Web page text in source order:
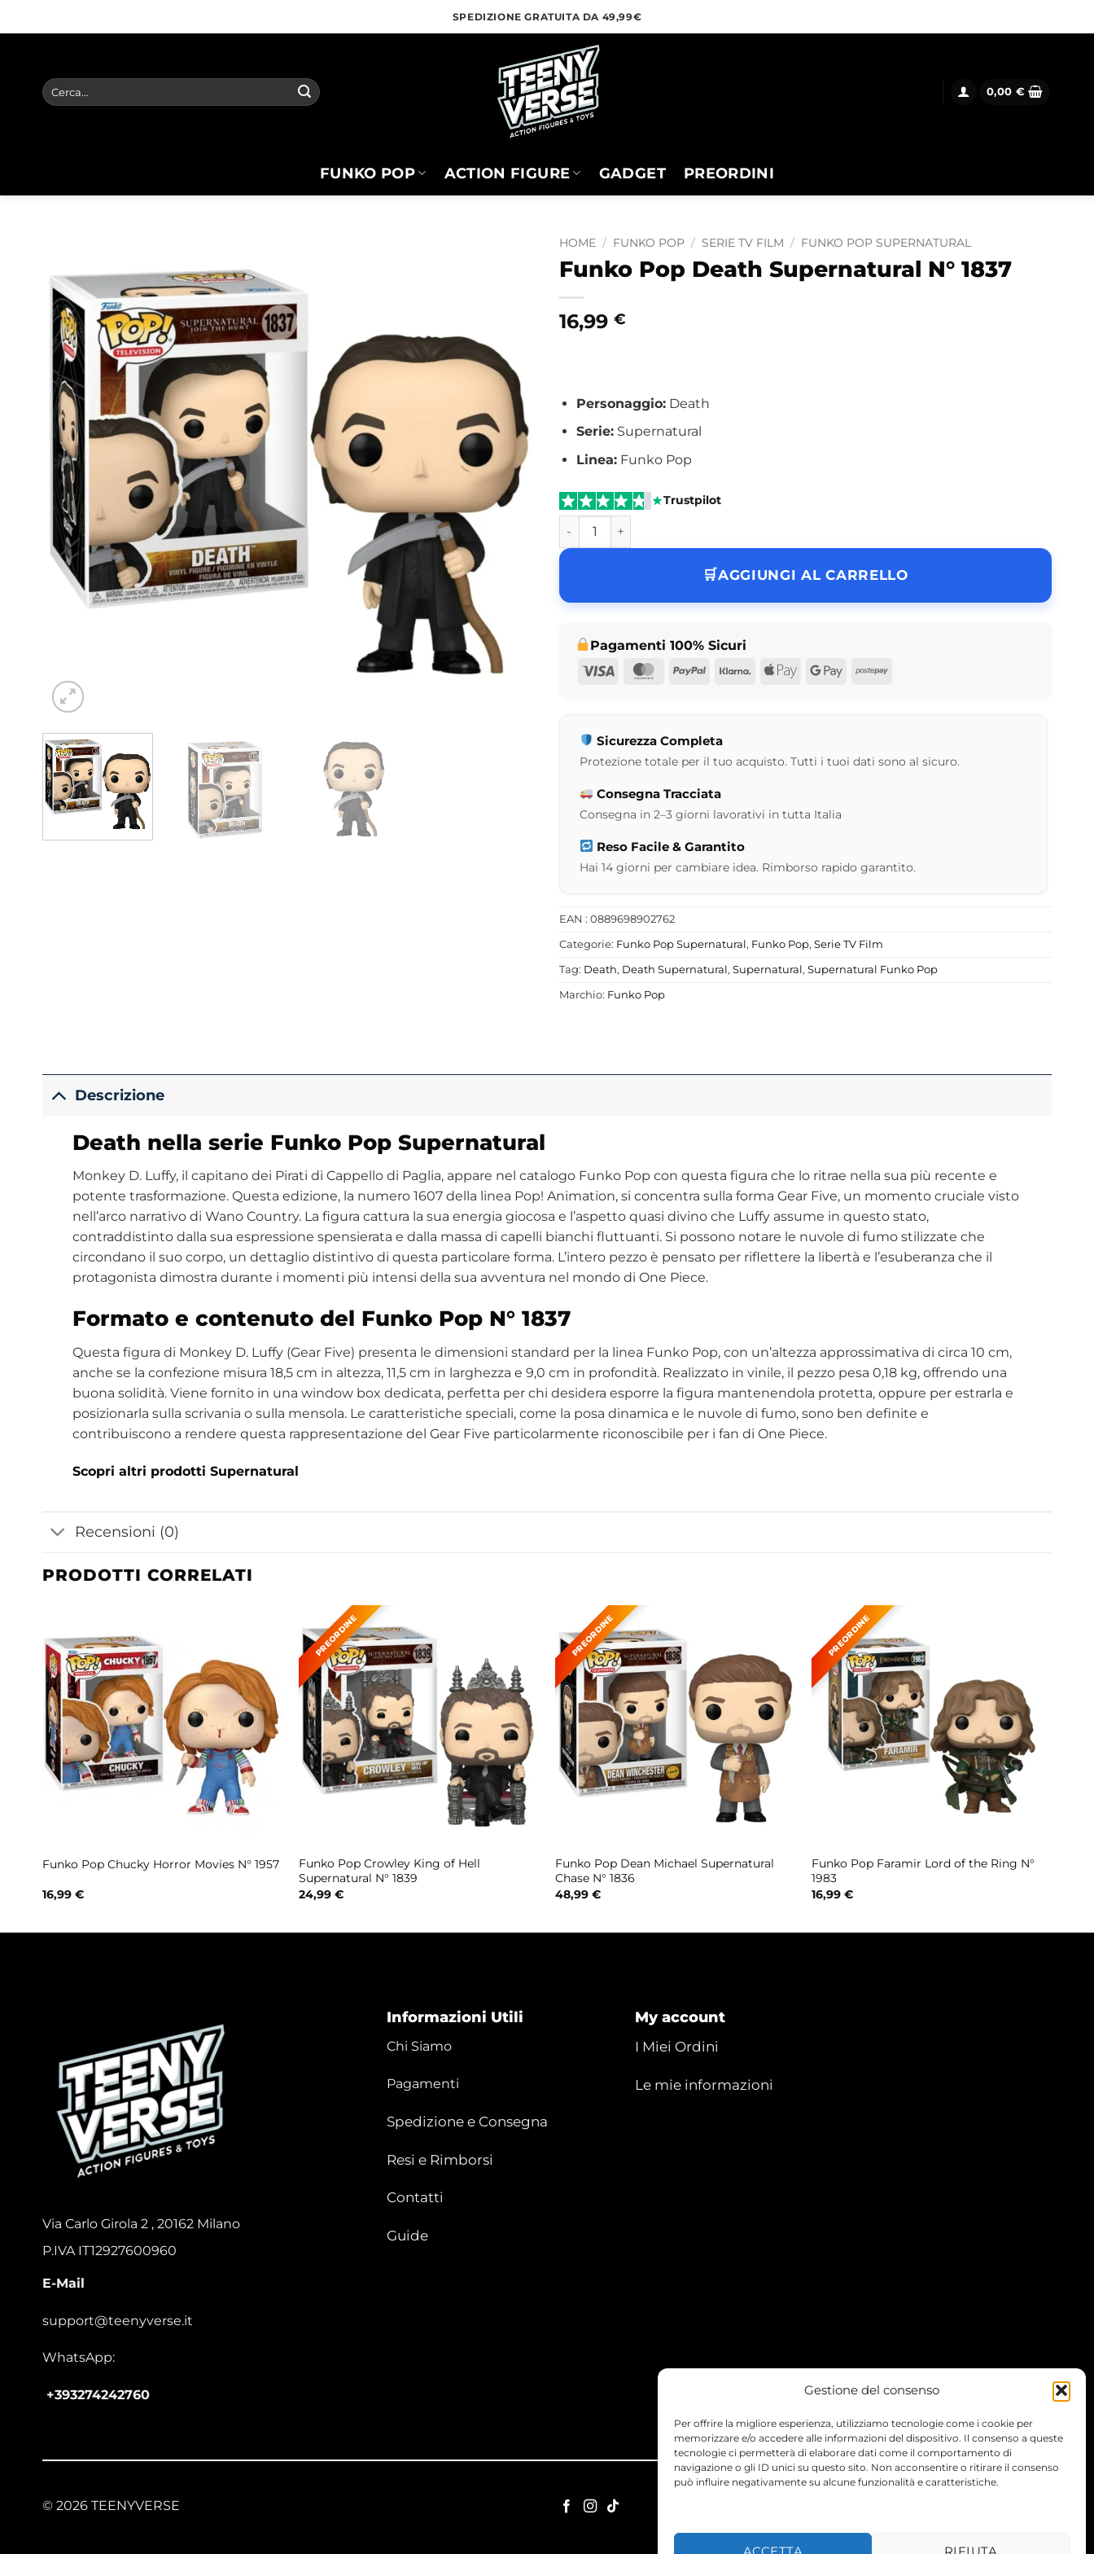
Gestione del consenso
Per offrire la migliore esperienza, utilizziamo tecnologie come i cookie per
memorizzare e/o accedere alle informazioni del dispositivo. Il consenso a queste
tecnologie ci permetterà di elaborare dati come il comportamento di
navigazione o gli ID unici su questo sito. Non acconsentire o ritirare il consenso
può influire negativamente su alcune funzionalità e caratteristiche.
ai
SPEDIZIONE GRATUITA DA 49,99€
Cerca:
0,00 €
FUNKO POP ACTION FIGURE GADGET PREORDINI
HOME / FUNKO POP / SERIE TV FILM / FUNKO POP SUPERNATURAL
Funko Pop Death Supernatural N° 1837
16,99 €
Personaggio:Death
Serie:Supernatural
Linea:Funko Pop
Trustpilot
Funko Pop Death Supernatural N° 1837 quantità
AGGIUNGI AL CARRELLO
Pagamenti 100% Sicuri
Visa
MasterCard
PayPalKlarna Apple GooglePostepay
Sicurezza Completa
Protezione totale per il tuo acquisto. Tutti i tuoi dati sono al sicuro.
Consegna Tracciata
Consegna in 2–3 giorni lavorativi in tutta Italia
Reso Facile & Garantito
Hai 14 giorni per cambiare idea. Rimborso rapido garantito.
EAN : 0889698902762
Categorie: Funko Pop Supernatural, Funko Pop, Serie TV Film
Tag: Death, Death Supernatural, Supernatural, Supernatural Funko Pop
Marchio: Funko Pop
Descrizione
Death nella serie Funko Pop Supernatural
Monkey D. Luffy, il capitano dei Pirati di Cappello di Paglia, appare nel catalogo Funko Pop con questa figura che lo ritrae nella sua più recente e
potente trasformazione. Questa edizione, la numero 1607 della linea Pop! Animation, si concentra sulla forma Gear Five, un momento cruciale visto
nell’arco narrativo di Wano Country. La figura cattura la sua energia giocosa e l’aspetto quasi divino che Luffy assume in questo stato,
contraddistinto dalla sua espressione spensierata e dalla massa di capelli bianchi fluttuanti. Si possono notare le nuvole di fumo stilizzate che
circondano il suo corpo, un dettaglio distintivo di questa particolare forma. L’intero pezzo è pensato per riflettere la libertà e l’esuberanza che il
protagonista dimostra durante i momenti più intensi della sua avventura nel mondo di One Piece.
Formato e contenuto del Funko Pop N° 1837
Questa figura di Monkey D. Luffy (Gear Five) presenta le dimensioni standard per la linea Funko Pop, con un’altezza approssimativa di circa 10 cm,
anche se la confezione misura 18,5 cm in altezza, 11,5 cm in larghezza e 9,0 cm in profondità. Realizzato in vinile, il pezzo pesa 0,18 kg, offrendo una
buona solidità. Viene fornito in una window box dedicata, perfetta per chi desidera esporre la figura mantenendola protetta, oppure per estrarla e
posizionarla sulla scrivania o sulla mensola. Le caratteristiche speciali, come la posa dinamica e le nuvole di fumo, sono ben definite e
contribuiscono a rendere questa rappresentazione del Gear Five particolarmente riconoscibile per i fan di One Piece.
Scopri altri prodotti Supernatural
Recensioni (0)
PRODOTTI CORRELATI
Funko Pop Chucky Horror Movies N° 1957
16,99 €
Funko Pop Crowley King of Hell
Supernatural N° 1839
24,99 €
Funko Pop Dean Michael Supernatural
Chase N° 1836
48,99 €
Funko Pop Faramir Lord of the Ring N°
1983
16,99 €
Via Carlo Girola 2 , 20162 Milano
P.IVA IT12927600960
E-Mail
support@teenyverse.it
WhatsApp:
+393274242760
Informazioni Utili
Chi Siamo
Pagamenti
Spedizione e Consegna
Resi e Rimborsi
Contatti
Guide
My account
I Miei Ordini
Le mie informazioni
© 2026 TEENYVERSE